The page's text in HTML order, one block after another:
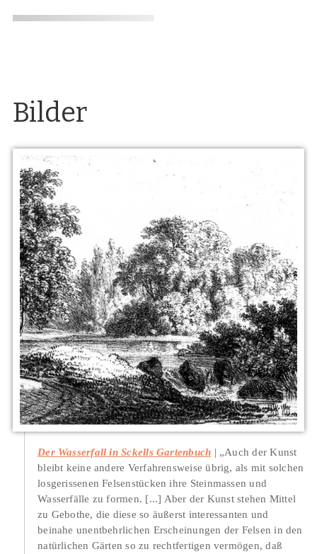
Bilder
Der Wasserfall in Sckells Gartenbuch
„Auch der Kunst
bleibt keine andere Verfahrensweise übrig, als mit solchen
losgerissenen Felsenstücken ihre Steinmassen und
Wasserfälle zu formen. [...] Aber der Kunst stehen Mittel
zu Gebothe, die diese so äußerst interessanten und
beinahe unentbehrlichen Erscheinungen der Felsen in den
natürlichen Gärten so zu rechtfertigen vermögen, daß